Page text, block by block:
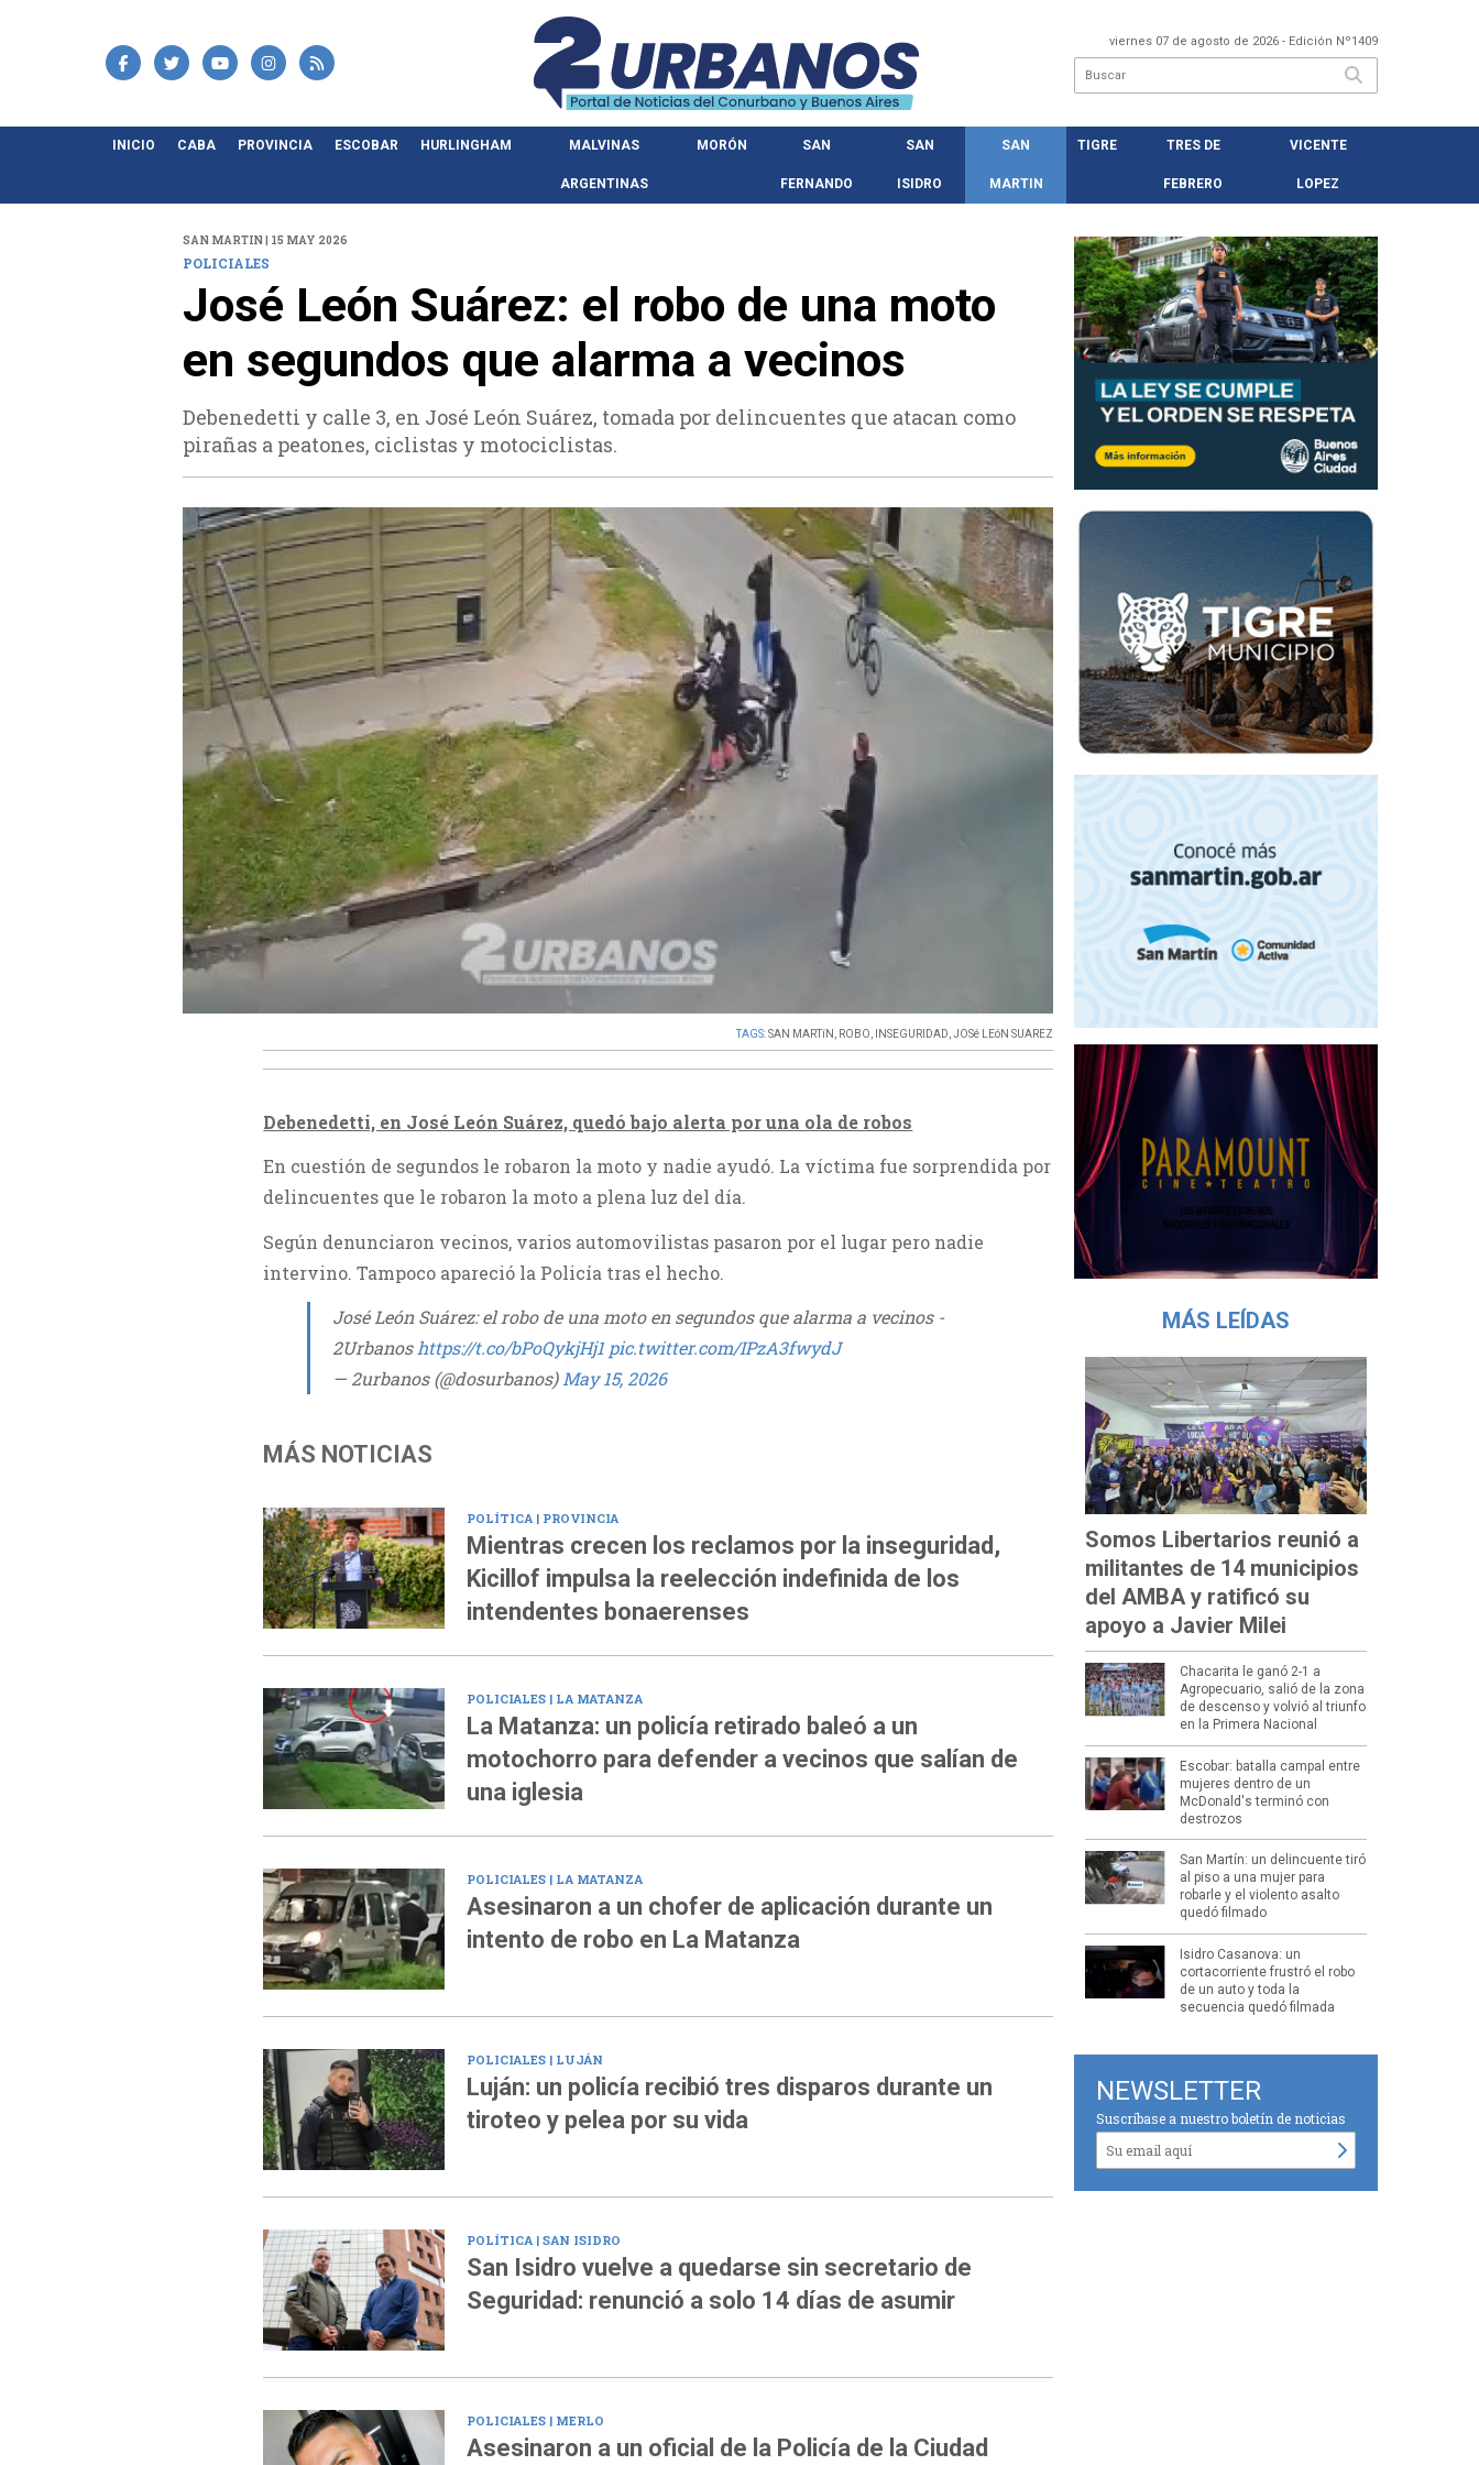
viernes 07 de agosto de 2026 - Edición Nº1409
INICIO CABA PROVINCIA ESCOBAR HURLINGHAM MALVINAS
ARGENTINAS
MORÓN SAN
FERNANDO
SAN
ISIDRO
SAN
MARTIN
TIGRE TRES DE
FEBRERO
VICENTE
LOPEZ
SAN MARTIN | 15 MAY 2026
POLICIALES
José León Suárez: el robo de una moto
en segundos que alarma a vecinos
Debenedetti y calle 3, en José León Suárez, tomada por delincuentes que atacan como
pirañas a peatones, ciclistas y motociclistas.
TAGS:SAN MARTíN , ROBO, INSEGURIDAD,JOSé LEóN SUAREZ
Debenedetti, en José León Suárez, quedó bajo alerta por una ola de robos
En cuestión de segundos le robaron la moto y nadie ayudó. La víctima fue sorprendida por
delincuentes que le robaron la moto a plena luz del día.
Según denunciaron vecinos, varios automovilistas pasaron por el lugar pero nadie
intervino. Tampoco apareció la Policía tras el hecho.
José León Suárez: el robo de una moto en segundos que alarma a vecinos -
2Urbanoshttps://t.co/bPoQykjHj1 pic.twitter.com/IPzA3fwydJ
— 2urbanos (@dosurbanos) May 15, 2026
MÁS NOTICIAS
POLÍTICA | PROVINCIA
Mientras crecen los reclamos por la inseguridad,
Kicillof impulsa la reelección indefinida de los
intendentes bonaerenses
POLICIALES | LA MATANZA
La Matanza: un policía retirado baleó a un
motochorro para defender a vecinos que salían de
una iglesia
POLICIALES | LA MATANZA
Asesinaron a un chofer de aplicación durante un
intento de robo en La Matanza
POLICIALES | LUJÁN
Luján: un policía recibió tres disparos durante un
tiroteo y pelea por su vida
POLÍTICA | SAN ISIDRO
San Isidro vuelve a quedarse sin secretario de
Seguridad: renunció a solo 14 días de asumir
POLICIALES | MERLO
Asesinaron a un oficial de la Policía de la Ciudad
MÁS LEÍDAS
Somos Libertarios reunió a
militantes de 14 municipios
del AMBA y ratificó su
apoyo a Javier Milei
Chacarita le ganó 2-1 a
Agropecuario, salió de la zona
de descenso y volvió al triunfo
en la Primera Nacional
Escobar: batalla campal entre
mujeres dentro de un
McDonald's terminó con
destrozos
San Martín: un delincuente tiró
al piso a una mujer para
robarle y el violento asalto
quedó filmado
Isidro Casanova: un
cortacorriente frustró el robo
de un auto y toda la
secuencia quedó filmada
NEWSLETTER
Suscríbase a nuestro boletín de noticias